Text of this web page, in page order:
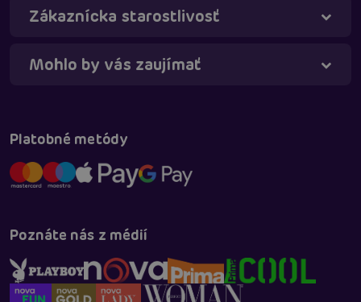
Zákaznícka starostlivosť
Mohlo by vás zaujímať
Platobné metódy
Poznáte nás z médií